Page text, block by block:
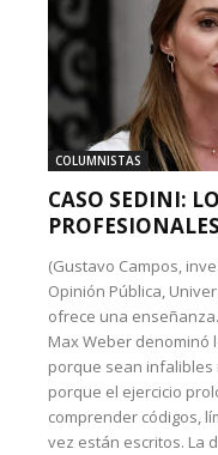
COLUMNISTAS
CASO SEDINI:
PROFESIONALES
(Gustavo Campos,
Opinión Pública,
ofrece una
Max Weber denominó
porque sean infalibles
porque el ejercicio
comprender códigos,
vez están escritos. La